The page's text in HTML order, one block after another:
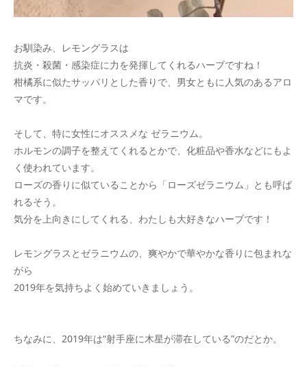
お馴染み、レモングラスは
抗炎・殺菌・感染症に力を発揮してくれるハーブですね！
柑橘系に似たサッパリとした香りで、男女ともに人気のあるアロ
マです。
そして、特に女性にオススメな ゼラニウム。
ホルモンの調子を整えてくれるとかで、化粧品や香水などにもよ
く使われています。
ローズの香りに似ていることから「ローズゼラニウム」とも呼ば
れるそう。
気分を上向きにしてくれる、わたしも大好きなハーブです！
レモングラスとゼラニウムの、爽やかで華やかな香りに包まれな
がら
2019年を気持ちよく始めていきましょう。
ちなみに、2019年は“射手座に木星が滞在している”のだとか。